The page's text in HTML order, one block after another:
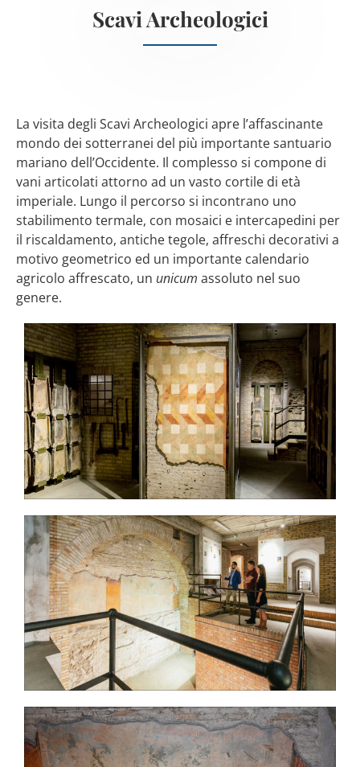
Scavi Archeologici
La visita degli Scavi Archeologici apre l’affascinante
mondo dei sotterranei del più importante santuario
mariano dell’Occidente. Il complesso si compone di
vani articolati attorno ad un vasto cortile di età
imperiale. Lungo il percorso si incontrano uno
stabilimento termale, con mosaici e intercapedini per
il riscaldamento, antiche tegole, affreschi decorativi a
motivo geometrico ed un importante calendario
agricolo affrescato, un unicum assoluto nel suo
genere.